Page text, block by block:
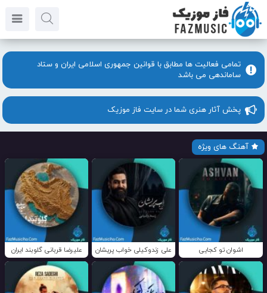
تمامی فعالیت ها مطابق با قوانین جمهوری اسلامی ایران و ستاد
ساماندهی می باشد
پخش آثار هنری شما در سایت فاز موزیک
آهنگ های ویژه
اشوان تو کجایی علی زندوکیلی خواب پریشان علیرضا قربانی گلوبند ایران